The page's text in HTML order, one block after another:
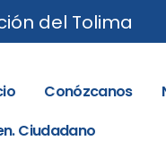
del Tolima
Conózcanos
Ciudadano